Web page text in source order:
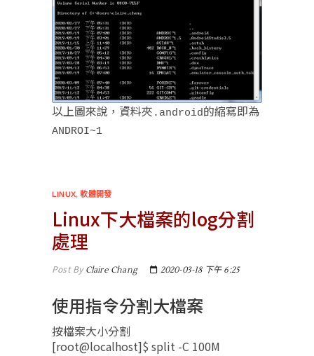
以上圖來說，資料夾 .android的縮寫即為
ANDROI~1
LINUX,軟體開發
Linux下大檔案的log分割
處理
Post ByClaire Chang 2020-03-18 下午 6:25
使用指令分割大檔案
按檔案大小分割
[root@localhost]$ split -C 100M